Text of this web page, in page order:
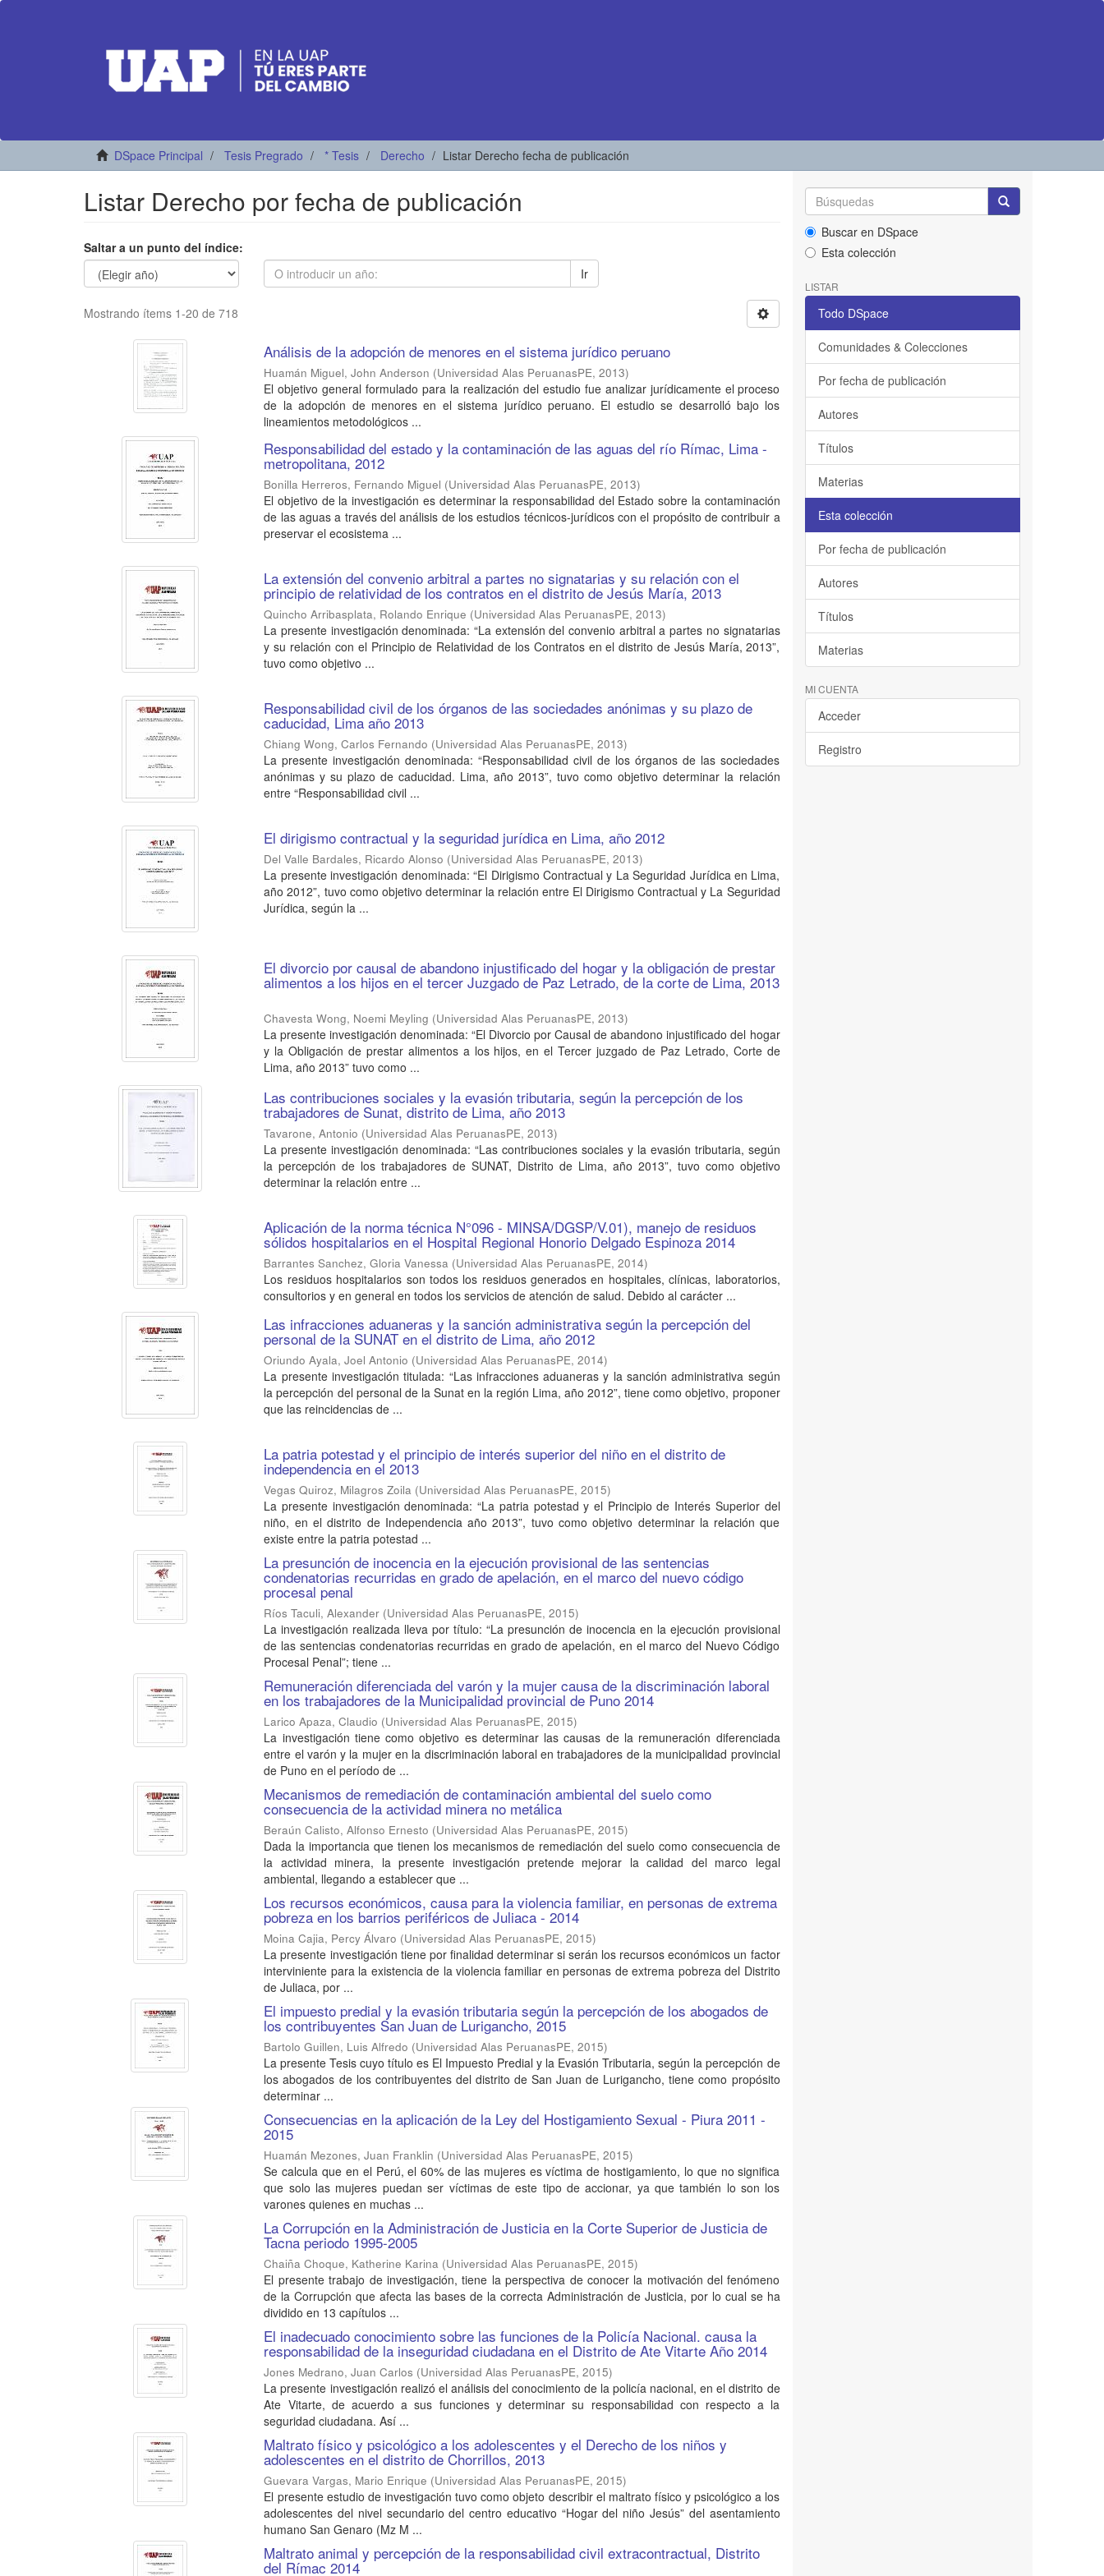
DSpace Principal Tesis Pregrado * Tesis Derecho Listar Derecho fecha de publicación
Listar Derecho por fecha de publicación
Saltar a un punto del índice:
Ir
Mostrando ítems 1-20 de 718
Análisis de la adopción de menores en el sistema jurídico peruano
Huamán Miguel, John Anderson (Universidad Alas PeruanasPE,2013)
El objetivo general formulado para la realización del estudio fue analizar jurídicamente el proceso
de la adopción de menores en el sistema jurídico peruano. El estudio se desarrolló bajo los
lineamientos metodológicos ...
Responsabilidad del estado y la contaminación de las aguas del río Rímac, Lima -
metropolitana, 2012
Bonilla Herreros, Fernando Miguel (Universidad Alas PeruanasPE,2013)
El objetivo de la investigación es determinar la responsabilidad del Estado sobre la contaminación
de las aguas a través del análisis de los estudios técnicos-jurídicos con el propósito de contribuir a
preservar el ecosistema ...
La extensión del convenio arbitral a partes no signatarias y su relación con el
principio de relatividad de los contratos en el distrito de Jesús María, 2013
Quincho Arribasplata, Rolando Enrique (Universidad Alas PeruanasPE,2013)
La presente investigación denominada: “La extensión del convenio arbitral a partes no signatarias
y su relación con el Principio de Relatividad de los Contratos en el distrito de Jesús María, 2013”,
tuvo como objetivo ...
Responsabilidad civil de los órganos de las sociedades anónimas y su plazo de
caducidad, Lima año 2013
Chiang Wong, Carlos Fernando (Universidad Alas PeruanasPE,2013)
La presente investigación denominada: “Responsabilidad civil de los órganos de las sociedades
anónimas y su plazo de caducidad. Lima, año 2013”, tuvo como objetivo determinar la relación
entre “Responsabilidad civil ...
El dirigismo contractual y la seguridad jurídica en Lima, año 2012
Del Valle Bardales, Ricardo Alonso (Universidad Alas PeruanasPE,2013)
La presente investigación denominada: “El Dirigismo Contractual y La Seguridad Jurídica en Lima,
año 2012”, tuvo como objetivo determinar la relación entre El Dirigismo Contractual y La Seguridad
Jurídica, según la ...
El divorcio por causal de abandono injustificado del hogar y la obligación de prestar
alimentos a los hijos en el tercer Juzgado de Paz Letrado, de la corte de Lima, 2013
Chavesta Wong, Noemi Meyling (Universidad Alas PeruanasPE,2013)
La presente investigación denominada: “El Divorcio por Causal de abandono injustificado del hogar
y la Obligación de prestar alimentos a los hijos, en el Tercer juzgado de Paz Letrado, Corte de
Lima, año 2013” tuvo como ...
Las contribuciones sociales y la evasión tributaria, según la percepción de los
trabajadores de Sunat, distrito de Lima, año 2013
Tavarone, Antonio (Universidad Alas PeruanasPE,2013)
La presente investigación denominada: “Las contribuciones sociales y la evasión tributaria, según
la percepción de los trabajadores de SUNAT, Distrito de Lima, año 2013”, tuvo como objetivo
determinar la relación entre ...
Aplicación de la norma técnica N°096 - MINSA/DGSP/V.01), manejo de residuos
sólidos hospitalarios en el Hospital Regional Honorio Delgado Espinoza 2014
Barrantes Sanchez, Gloria Vanessa (Universidad Alas PeruanasPE,2014)
Los residuos hospitalarios son todos los residuos generados en hospitales, clínicas, laboratorios,
consultorios y en general en todos los servicios de atención de salud. Debido al carácter ...
Las infracciones aduaneras y la sanción administrativa según la percepción del
personal de la SUNAT en el distrito de Lima, año 2012
Oriundo Ayala, Joel Antonio (Universidad Alas PeruanasPE,2014)
La presente investigación titulada: “Las infracciones aduaneras y la sanción administrativa según
la percepción del personal de la Sunat en la región Lima, año 2012”, tiene como objetivo, proponer
que las reincidencias de ...
La patria potestad y el principio de interés superior del niño en el distrito de
independencia en el 2013
Vegas Quiroz, Milagros Zoila (Universidad Alas PeruanasPE,2015)
La presente investigación denominada: “La patria potestad y el Principio de Interés Superior del
niño, en el distrito de Independencia año 2013”, tuvo como objetivo determinar la relación que
existe entre la patria potestad ...
La presunción de inocencia en la ejecución provisional de las sentencias
condenatorias recurridas en grado de apelación, en el marco del nuevo código
procesal penal
Ríos Taculi, Alexander (Universidad Alas PeruanasPE,2015)
La investigación realizada lleva por título: “La presunción de inocencia en la ejecución provisional
de las sentencias condenatorias recurridas en grado de apelación, en el marco del Nuevo Código
Procesal Penal”; tiene ...
Remuneración diferenciada del varón y la mujer causa de la discriminación laboral
en los trabajadores de la Municipalidad provincial de Puno 2014
Larico Apaza, Claudio (Universidad Alas PeruanasPE,2015)
La investigación tiene como objetivo es determinar las causas de la remuneración diferenciada
entre el varón y la mujer en la discriminación laboral en trabajadores de la municipalidad provincial
de Puno en el período de ...
Mecanismos de remediación de contaminación ambiental del suelo como
consecuencia de la actividad minera no metálica
Beraún Calisto, Alfonso Ernesto (Universidad Alas PeruanasPE,2015)
Dada la importancia que tienen los mecanismos de remediación del suelo como consecuencia de
la actividad minera, la presente investigación pretende mejorar la calidad del marco legal
ambiental, llegando a establecer que ...
Los recursos económicos, causa para la violencia familiar, en personas de extrema
pobreza en los barrios periféricos de Juliaca - 2014
Moina Cajia, Percy Álvaro (Universidad Alas PeruanasPE,2015)
La presente investigación tiene por finalidad determinar si serán los recursos económicos un factor
interviniente para la existencia de la violencia familiar en personas de extrema pobreza del Distrito
de Juliaca, por ...
El impuesto predial y la evasión tributaria según la percepción de los abogados de
los contribuyentes San Juan de Lurigancho, 2015
Bartolo Guillen, Luis Alfredo (Universidad Alas PeruanasPE,2015)
La presente Tesis cuyo título es El Impuesto Predial y la Evasión Tributaria, según la percepción de
los abogados de los contribuyentes del distrito de San Juan de Lurigancho, tiene como propósito
determinar ...
Consecuencias en la aplicación de la Ley del Hostigamiento Sexual - Piura 2011 -
2015
Huamán Mezones, Juan Franklin (Universidad Alas PeruanasPE,2015)
Se calcula que en el Perú, el 60% de las mujeres es víctima de hostigamiento, lo que no significa
que solo las mujeres puedan ser víctimas de este tipo de accionar, ya que también lo son los
varones quienes en muchas ...
La Corrupción en la Administración de Justicia en la Corte Superior de Justicia de
Tacna periodo 1995-2005
Chaiña Choque, Katherine Karina (Universidad Alas PeruanasPE,2015)
El presente trabajo de investigación, tiene la perspectiva de conocer la motivación del fenómeno
de la Corrupción que afecta las bases de la correcta Administración de Justicia, por lo cual se ha
dividido en 13 capítulos ...
El inadecuado conocimiento sobre las funciones de la Policía Nacional. causa la
responsabilidad de la inseguridad ciudadana en el Distrito de Ate Vitarte Año 2014
Jones Medrano, Juan Carlos (Universidad Alas PeruanasPE,2015)
La presente investigación realizó el análisis del conocimiento de la policía nacional, en el distrito de
Ate Vitarte, de acuerdo a sus funciones y determinar su responsabilidad con respecto a la
seguridad ciudadana. Así ...
Maltrato físico y psicológico a los adolescentes y el Derecho de los niños y
adolescentes en el distrito de Chorrillos, 2013
Guevara Vargas, Mario Enrique (Universidad Alas PeruanasPE,2015)
El presente estudio de investigación tuvo como objeto describir el maltrato físico y psicológico a los
adolescentes del nivel secundario del centro educativo “Hogar del niño Jesús” del asentamiento
humano San Genaro (Mz M ...
Maltrato animal y percepción de la responsabilidad civil extracontractual, Distrito
del Rímac 2014
Buscar en DSpace
Esta colección
LISTAR
Todo DSpace
Comunidades & Colecciones
Por fecha de publicación
Autores
Títulos
Materias
Esta colección
Por fecha de publicación
Autores
Títulos
Materias
MI CUENTA
Acceder
Registro